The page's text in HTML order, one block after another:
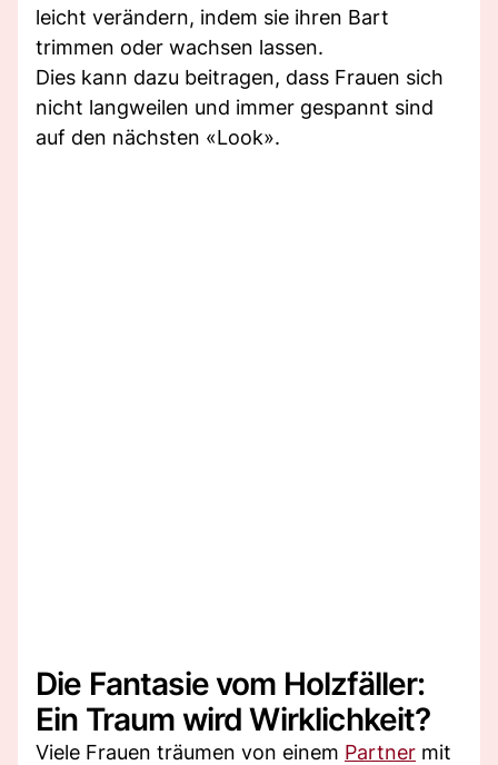
leicht verändern, indem sie ihren Bart
trimmen oder wachsen lassen.
Dies kann dazu beitragen, dass Frauen sich
nicht langweilen und immer gespannt sind
auf den nächsten «Look».
Die Fantasie vom Holzfäller:
Ein Traum wird Wirklichkeit?
Viele Frauen träumen von einem Partner mit